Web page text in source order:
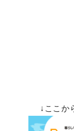
↓ここか